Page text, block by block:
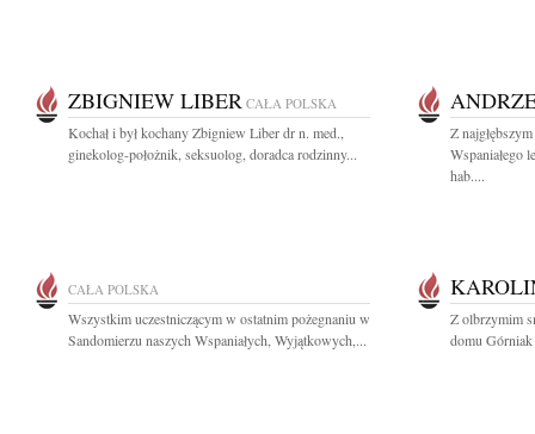
ZBIGNIEW LIBER CAŁA POLSKA
Kochał i był kochany Zbigniew Liber dr n. med.,
ginekolog-położnik, seksuolog, doradca rodzinny...
Z
Wspaniałego
hab....
CAŁA POLSKA
Wszystkim uczestniczącym w ostatnim pożegnaniu w
Sandomierzu naszych Wspaniałych, Wyjątkowych,...
Z olbrzymim
domu Górniak